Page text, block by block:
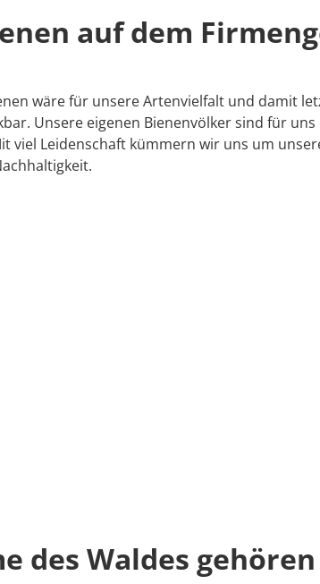
auf dem
wäre für unsere Artenvielfalt und damit
Unsere eigenen Bienenvölker sind für uns
viel Leidenschaft kümmern wir uns um
des Waldes